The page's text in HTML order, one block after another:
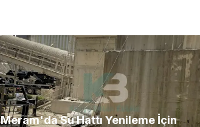
Meram'da Su Hattı Yenileme İçin